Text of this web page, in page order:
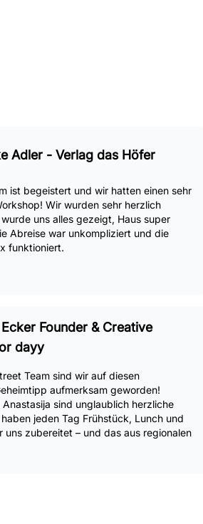
Adler - Verlag das Höfer
ist begeistert und wir hatten einen sehr
Wir wurden sehr herzlich
uns alles gezeigt, Haus super
Abreise war unkompliziert und die
funktioniert.
Founder & Creative
dayy
Team sind wir auf diesen
aufmerksam geworden!
sind unglaublich herzliche
jeden Tag Frühstück, Lunch und
uns zubereitet – und das aus regionalen